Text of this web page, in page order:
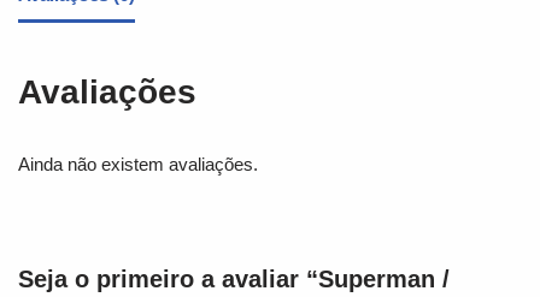
Avaliações
Ainda não existem avaliações.
Seja o primeiro a avaliar “Superman /